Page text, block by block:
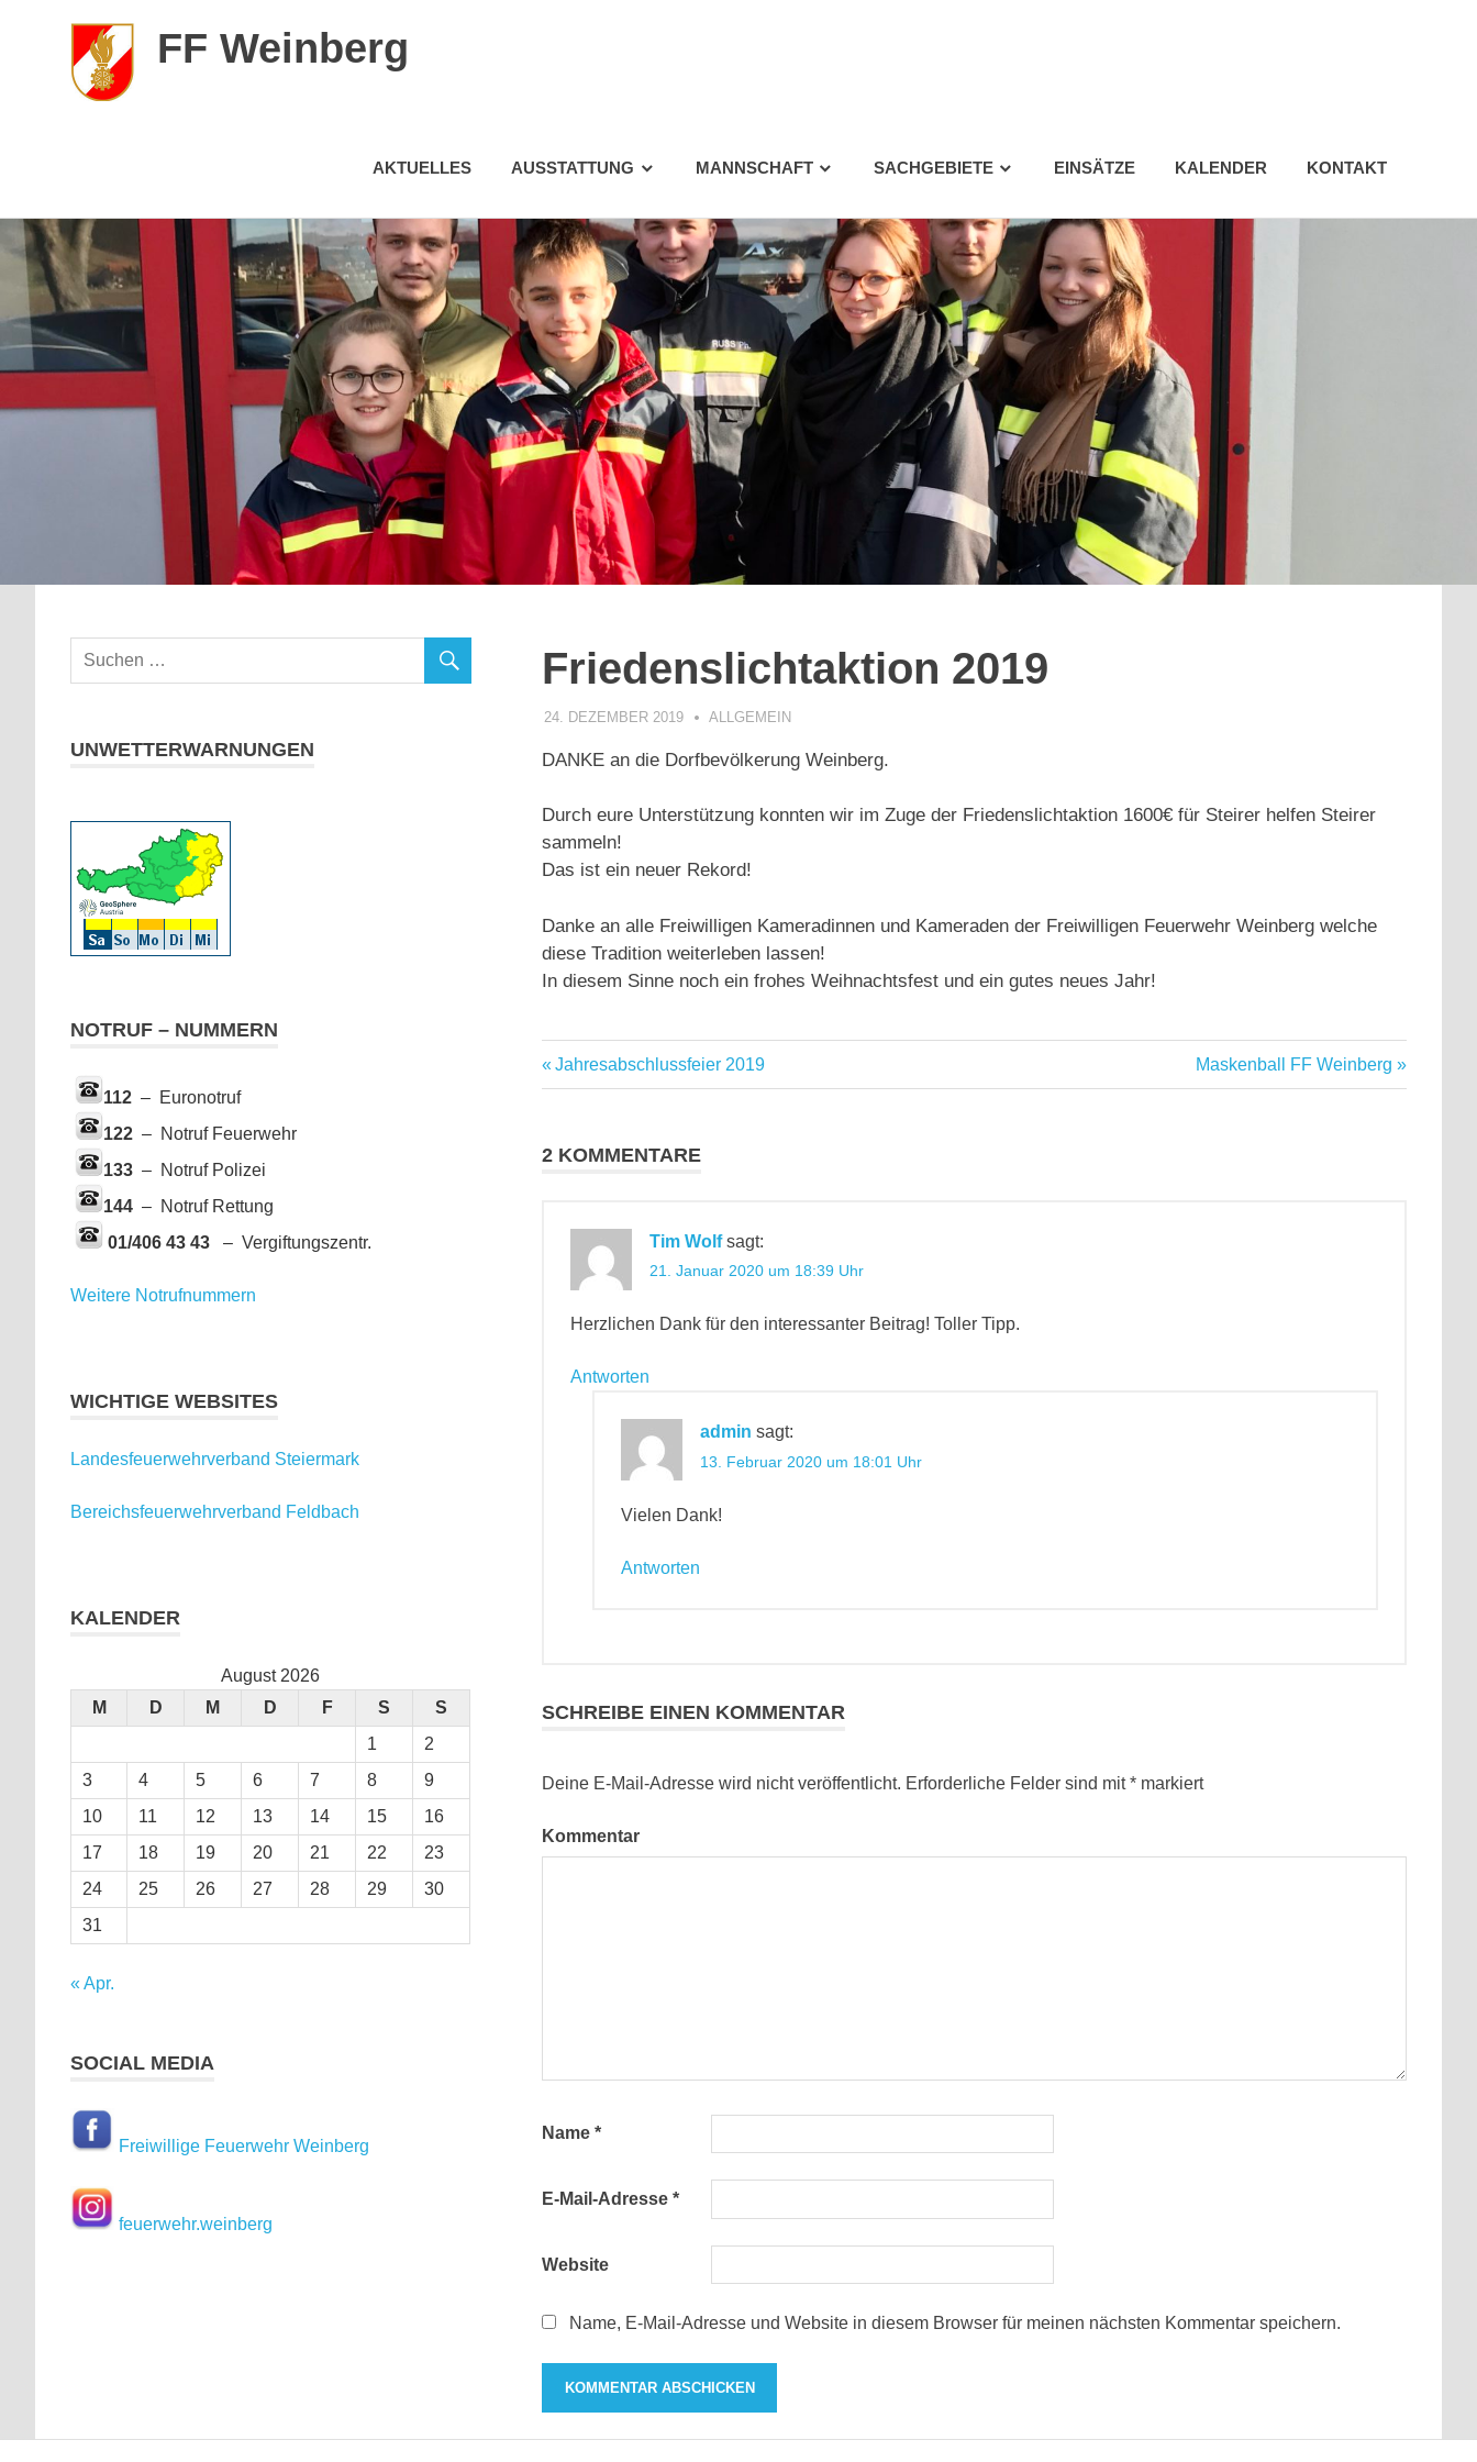
Zum
Inhalt
springen
FF Weinberg
AKTUELLES AUSSTATTUNG MANNSCHAFT SACHGEBIETE EINSÄTZE KALENDER KONTAKT
Friedenslichtaktion 2019
24. DEZEMBER 2019 ADMIN
ALLGEMEIN
DANKE an die Dorfbevölkerung Weinberg.
Durch eure Unterstützung konnten wir im Zuge der Friedenslichtaktion 1600€ für Steirer helfen Steirer
sammeln!
Das ist ein neuer Rekord!
Danke an alle Freiwilligen Kameradinnen und Kameraden der Freiwilligen Feuerwehr Weinberg welche
diese Tradition weiterleben lassen!
In diesem Sinne noch ein frohes Weihnachtsfest und ein gutes neues Jahr!
Beitragsnavigation
Vorheriger
Beitrag:
Jahresabschlussfeier 2019
Nächster
Beitrag:
Maskenball FF Weinberg
2 KOMMENTARE
Tim Wolf sagt:
21. Januar 2020 um 18:39 Uhr
Herzlichen Dank für den interessanter Beitrag! Toller Tipp.
Antworten
admin sagt:
13. Februar 2020 um 18:01 Uhr
Vielen Dank!
Antworten
SCHREIBE EINEN KOMMENTAR
Deine E-Mail-Adresse wird nicht veröffentlicht. Erforderliche Felder sind mit*markiert
Kommentar
Name *
E-Mail-Adresse *
Website
Name, E-Mail-Adresse und Website in diesem Browser für meinen nächsten Kommentar speichern.
UNWETTERWARNUNGEN
NOTRUF – NUMMERN
112 – Euronotruf
122 – Notruf Feuerwehr
133 – Notruf Polizei
144 – Notruf Rettung
01/406 43 43
– Vergiftungszentr.
Weitere Notrufnummern
WICHTIGE WEBSITES
Landesfeuerwehrverband Steiermark
Bereichsfeuerwehrverband Feldbach
KALENDER
August 2026
M
D M D F S
S
1
2
3
4 5 6 7 8
9
10
11 12 13 14 15
16
17
18 19 20 21 22
23
24
25 26 27 28 29
30
31
« Apr.
SOCIAL MEDIA
Freiwillige Feuerwehr Weinberg
feuerwehr.weinberg